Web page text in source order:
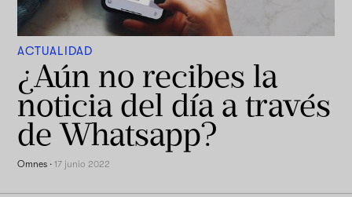
ACTUALIDAD
¿Aún no recibes la
noticia del día a través
de Whatsapp?
Omnes ·17 junio 2022